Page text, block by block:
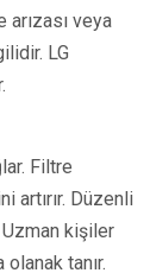
veya
LG
Filtre
artırır. Düzenli
Uzman kişiler
tanır.